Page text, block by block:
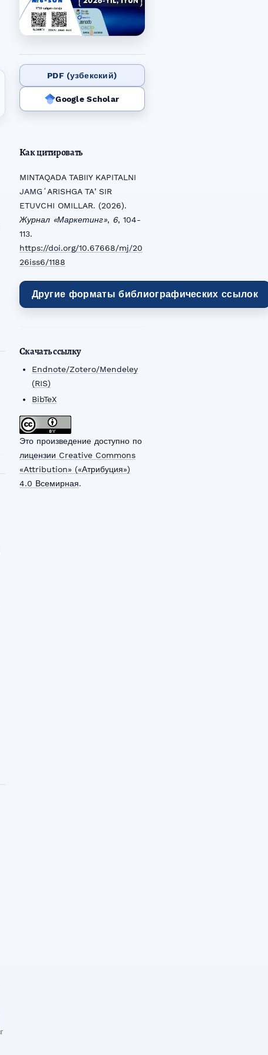
PDF (узбекский)
Google Scholar
Как цитировать
MINTAQADA TABIIY KAPITALNI
JAMGʻARISHGA TAʼSIR
ETUVCHI OMILLAR. (2026).
Журнал «Маркетинг», 6, 104-
113.
https://doi.org/10.67668/mj/20
26iss6/1188
Другие форматы библиографических ссылок
Скачать ссылку
Endnote/Zotero/Mendeley
(RIS)
BibTeX
Это произведение доступно по
лицензии Creative Commons
«Attribution» («Атрибуция»)
4.0 Всемирная.